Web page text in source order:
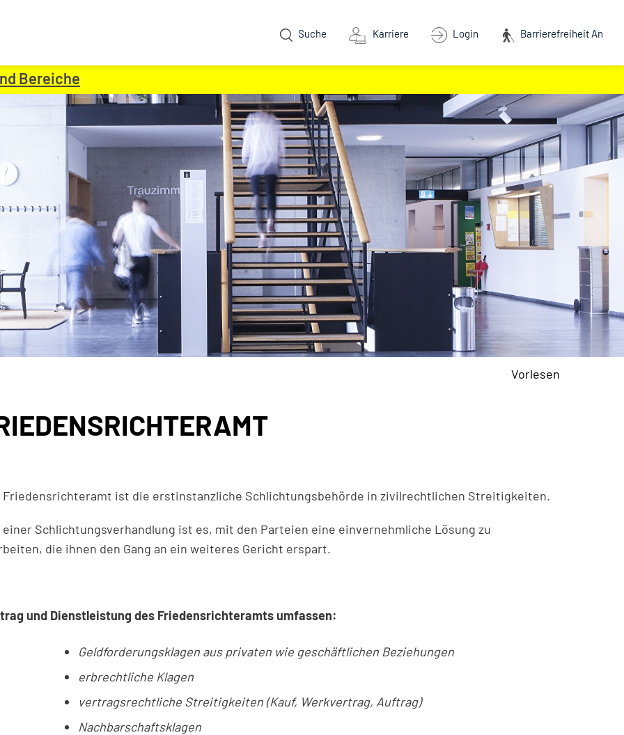
Suche Karriere Login Barrierefreiheit An
Vorlesen
Bereiche
Friedensrichteramt ist die erstinstanzliche Schlichtungsbehörde in zivilrechtlichen Streitigkeiten.
einer Schlichtungsverhandlung ist es, mit den Parteien eine einvernehmliche Lösung zu
die ihnen den Gang an ein weiteres Gericht erspart.
und Dienstleistung des Friedensrichteramts umfassen:
Geldforderungsklagen aus privaten wie geschäftlichen Beziehungen
erbrechtliche Klagen
vertragsrechtliche Streitigkeiten (Kauf, Werkvertrag, Auftrag)
Nachbarschaftsklagen